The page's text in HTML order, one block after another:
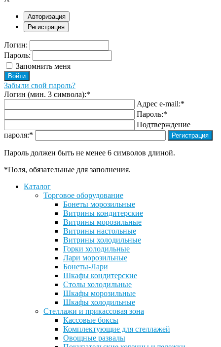
Авторизация
Регистрация
Логин:
Пароль:
Запомнить меня
Забыли свой пароль?
Логин (мин. 3 символа):*
Адрес e-mail:*
Пароль:*
Подтверждение
пароля:*
Пароль должен быть не менее 6 символов длиной.
*Поля, обязательные для заполнения.
Каталог
Торговое оборудование
Бонеты морозильные
Витрины кондитерские
Витрины морозильные
Витрины настольные
Витрины холодильные
Горки холодильные
Лари морозильные
Бонеты-Лари
Шкафы кондитерские
Столы холодильные
Шкафы морозильные
Шкафы холодильные
Стеллажи и прикассовая зона
Кассовые боксы
Комплектующие для стеллажей
Овощные развалы